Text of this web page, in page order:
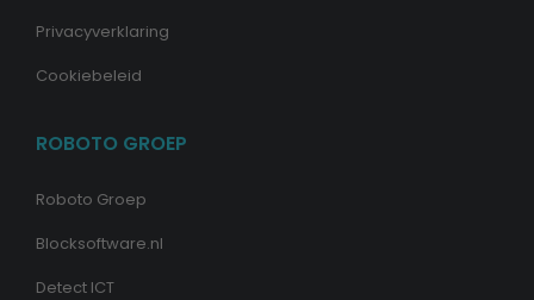
Privacyverklaring
Cookiebeleid
ROBOTO GROEP
Roboto Groep
Blocksoftware.nl
Detect ICT